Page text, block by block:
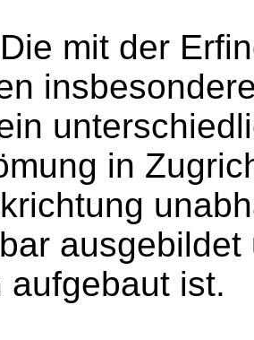
Die mit der
in
aufgebaut ist.